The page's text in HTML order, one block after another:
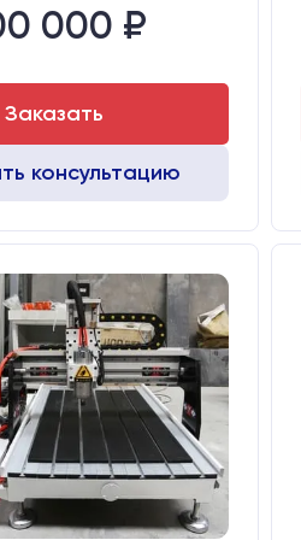
000 ₽
Заказать
консультацию